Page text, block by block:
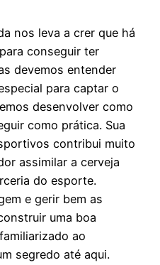
nos leva a crer que há
conseguir ter
devemos entender
para captar o
desenvolver como
como prática. Sua
contribui muito
assimilar a cerveja
do esporte.
e gerir bem as
uma boa
ao
segredo até aqui.